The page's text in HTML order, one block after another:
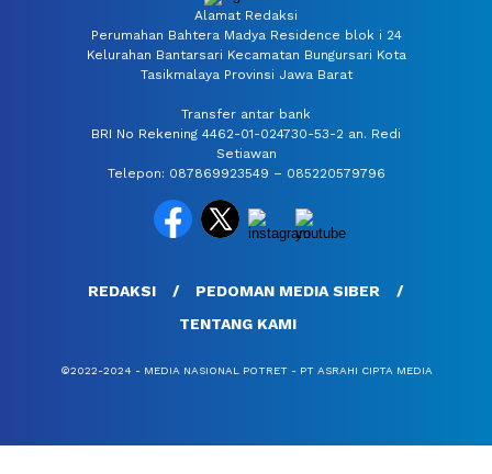
Alamat Redaksi
Perumahan Bahtera Madya Residence blok i 24
Kelurahan Bantarsari Kecamatan Bungursari Kota
Tasikmalaya Provinsi Jawa Barat
Transfer antar bank
BRI No Rekening 4462-01-024730-53-2 an. Redi
Setiawan
Telepon: 087869923549 – 085220579796
REDAKSI
PEDOMAN MEDIA SIBER
TENTANG KAMI
©2022-2024 - MEDIA NASIONAL POTRET - PT ASRAHI CIPTA MEDIA